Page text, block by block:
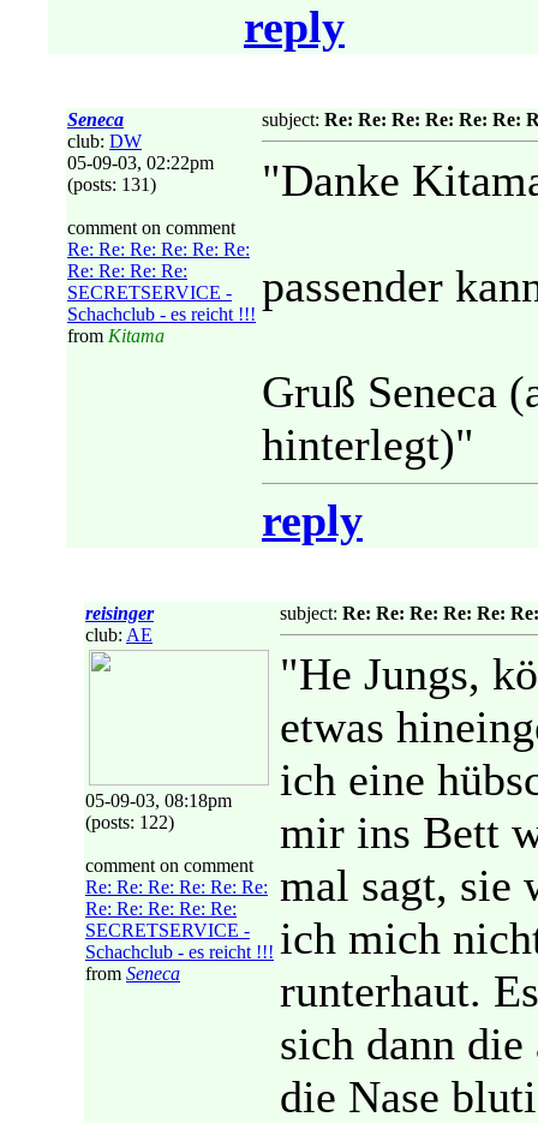
reply
Seneca
club: DW
05-09-03, 02:22pm
(posts: 131)
comment on comment
Re: Re: Re: Re: Re: Re:
Re: Re: Re: Re:
SECRETSERVICE -
Schachclub - es reicht !!!
from Kitama
subject: Re: Re: Re: Re: Re: Re:
"Danke
passender
Gruß Seneca
hinterlegt)"
reply
reisinger
club: AE
05-09-03, 08:18pm
(posts: 122)
comment on comment
Re: Re: Re: Re: Re: Re:
Re: Re: Re: Re: Re:
SECRETSERVICE -
Schachclub - es reicht !!!
from Seneca
subject: Re: Re: Re: Re: Re:
"He Jungs,
etwas
ich eine
mir ins Bett
mal sagt, sie
ich mich
runterhaut.
sich dann die
die Nase